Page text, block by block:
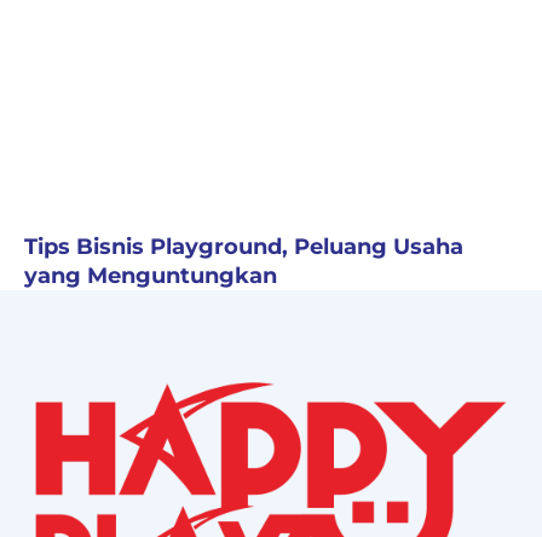
Tips Bisnis Playground, Peluang Usaha
yang Menguntungkan